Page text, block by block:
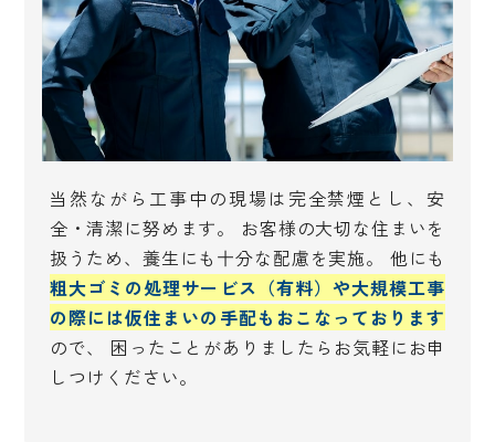
当然ながら工事中の現場は完全禁煙とし、安
全・清潔に努めます。 お客様の大切な住まいを
扱うため、養生にも十分な配慮を実施。 他にも
粗大ゴミの処理サービス（有料）や大規模工事
の際には仮住まいの手配もおこなっております
ので、 困ったことがありましたらお気軽にお申
しつけください。